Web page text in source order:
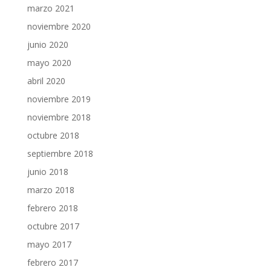
marzo 2021
noviembre 2020
junio 2020
mayo 2020
abril 2020
noviembre 2019
noviembre 2018
octubre 2018
septiembre 2018
junio 2018
marzo 2018
febrero 2018
octubre 2017
mayo 2017
febrero 2017